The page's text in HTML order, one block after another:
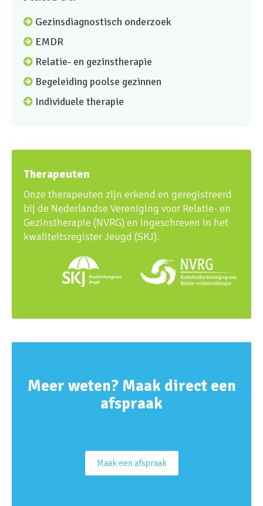
Gezinsdiagnostisch onderzoek
EMDR
Relatie- en gezinstherapie
Begeleiding poolse gezinnen
Individuele therapie
Therapeuten
Onze therapeuten zijn erkend en geregistreerd
bij de Nederlandse Vereniging voor Relatie- en
Gezinstherapie (NVRG) en ingeschreven in het
kwaliteitsregister Jeugd (SKJ).
Meer weten? Maak direct een
afspraak
Maak een afspraak